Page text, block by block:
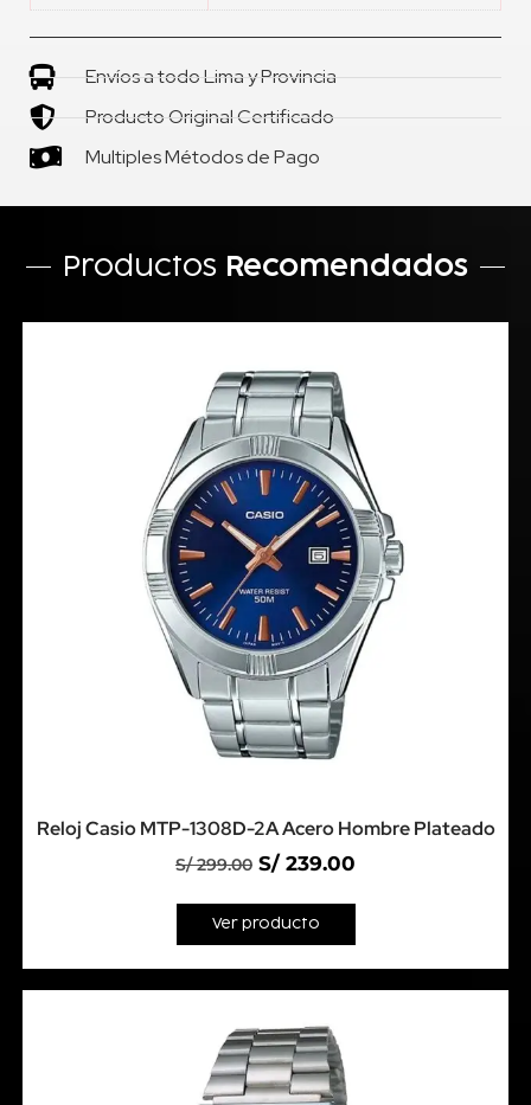
Envíos a todo Lima y Provincia
Producto Original Certificado
Multiples Métodos de Pago
Productos Recomendados
Reloj Casio MTP-1308D-2A Acero Hombre Plateado
S/299.00 S/ 239.00
Ver producto